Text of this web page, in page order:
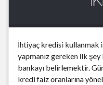
İhtiyaç kredisi kullanmak
yapmanız gereken ilk
bankayı belirlemektir.
kredi faiz oranlarına